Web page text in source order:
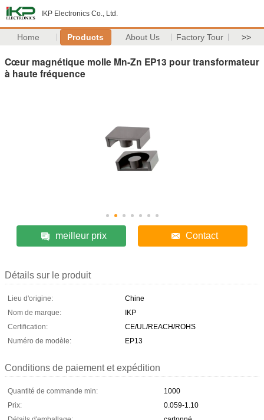
IKP Electronics Co., Ltd.
Home Products About Us Factory Tour >>
Cœur magnétique molle Mn-Zn EP13 pour transformateur
à haute fréquence
meilleur prix Contact
Détails sur le produit
Lieu d'origine:
Chine
Nom de marque:
IKP
Certification:
CE/UL/REACH/ROHS
Numéro de modèle:
EP13
Conditions de paiement et expédition
Quantité de commande min:
1000
Prix:
0.059-1.10